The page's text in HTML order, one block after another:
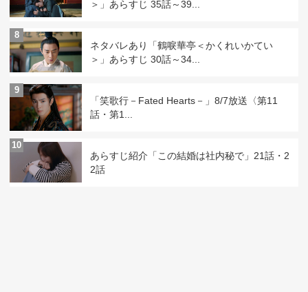
＞」あらすじ 35話～39...
8
ネタバレあり「鶴唳華亭＜かくれいかてい
＞」あらすじ 30話～34...
9
「笑歌行－Fated Hearts－」8/7放送〈第11
話・第1...
10
あらすじ紹介「この結婚は社内秘で」21話・2
2話